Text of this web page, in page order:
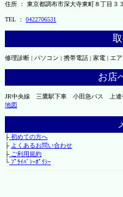
住所 ： 東京都調布市深大寺東町８丁目３
TEL ： 0422706531
修理診断 | パソコン | 携帯電話 | 家電 | エ
お店
JR中央線 三鷹駅下車 小田急バス 上連
地図
├初めての方へ
├ よくあるお問い合わせ
├ご利用規約
└ﾌﾟﾗｲﾊﾞｼｰﾎﾟﾘｼｰ